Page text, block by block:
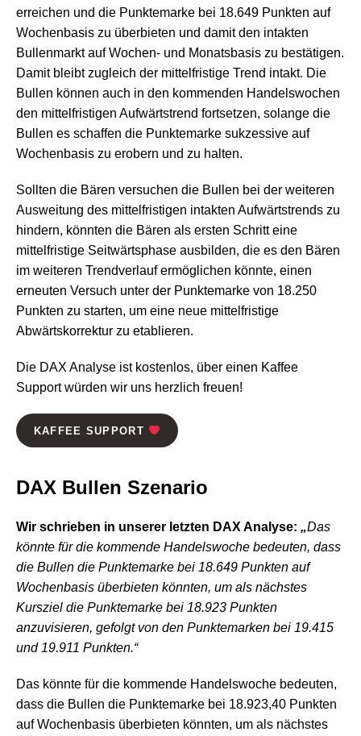
erreichen und die Punktemarke bei 18.649 Punkten auf
Wochenbasis zu überbieten und damit den intakten
Bullenmarkt auf Wochen- und Monatsbasis zu bestätigen.
Damit bleibt zugleich der mittelfristige Trend intakt. Die
Bullen können auch in den kommenden Handelswochen
den mittelfristigen Aufwärtstrend fortsetzen, solange die
Bullen es schaffen die Punktemarke sukzessive auf
Wochenbasis zu erobern und zu halten.
Sollten die Bären versuchen die Bullen bei der weiteren
Ausweitung des mittelfristigen intakten Aufwärtstrends zu
hindern, könnten die Bären als ersten Schritt eine
mittelfristige Seitwärtsphase ausbilden, die es den Bären
im weiteren Trendverlauf ermöglichen könnte, einen
erneuten Versuch unter der Punktemarke von 18.250
Punkten zu starten, um eine neue mittelfristige
Abwärtskorrektur zu etablieren.
Die DAX Analyse ist kostenlos, über einen Kaffee
Support würden wir uns herzlich freuen!
KAFFEE SUPPORT
DAX Bullen Szenario
Wir schrieben in unserer letzten DAX Analyse: „Das
könnte für die kommende Handelswoche bedeuten, dass
die Bullen die Punktemarke bei 18.649 Punkten auf
Wochenbasis überbieten könnten, um als nächstes
Kursziel die Punktemarke bei 18.923 Punkten
anzuvisieren, gefolgt von den Punktemarken bei 19.415
und 19.911 Punkten.“
Das könnte für die kommende Handelswoche bedeuten,
dass die Bullen die Punktemarke bei 18.923,40 Punkten
auf Wochenbasis überbieten könnten, um als nächstes